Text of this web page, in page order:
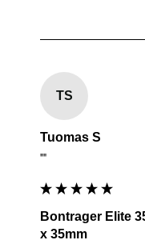
TS
Tuomas S
""
Bontrager Elite
x 35mm